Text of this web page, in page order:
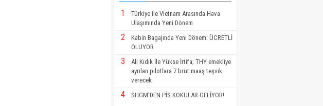
1
Türkiye ile Vietnam Arasında Hava
Ulaşımında Yeni Dönem
2
Kabin Bagajında Yeni Dönem: ÜCRETLİ
OLUYOR
3
Ali Kıdık İle Yükse İrtifa; THY emekliye
ayrılan pilotlara 7 brüt maaş teşvik
verecek
4 SHGM'DEN PİS KOKULAR GELİYOR!